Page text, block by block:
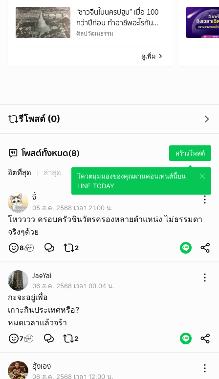
“ชาวจีนในนครปฐม” เมื่อ 100
กว่าปีก่อน ทำอาชีพอะไรกัน
บ้าง?
ศิลปวัฒนธรรม
ดูเพิ่ม
รีโพสต์ (0)
โพสต์ทั้งหมด(8) สร้างโพสต์
โควตมุมมองของคุณผ่านคอนเทนต์นี้บน
LINE TODAY
ฮิตที่สุด ล่าสุด
จี้
05 ส.ค. 2568 เวลา 21.00 น.
โหวววว ครอบครัวชินวัตรครองหลายตำแหน่ง ไม่ธรรมดา
จริงๆด้วย
8 2
JaeYai
06 ส.ค. 2568 เวลา 00.04 น.
กะจะอยู่เพื่อ
เกาะกินประเทศหรือ?
หมดเวลาแล้วจร้า
7 2
ฮุ้งเอง
06 ส.ค. 2568 เวลา 12.00 น.